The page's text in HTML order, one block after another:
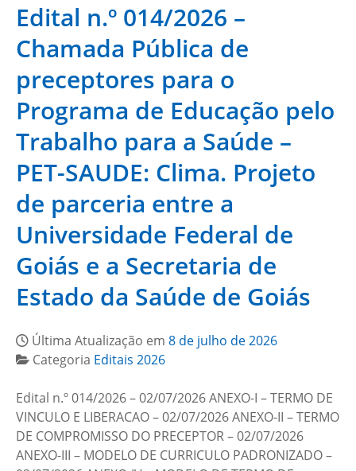
Edital n.º 014/2026 –
Chamada Pública de
preceptores para o
Programa de Educação pelo
Trabalho para a Saúde –
PET-SAUDE: Clima. Projeto
de parceria entre a
Universidade Federal de
Goiás e a Secretaria de
Estado da Saúde de Goiás
Última Atualização em 8 de julho de 2026
Categoria Editais 2026
Edital n.º 014/2026 – 02/07/2026 ANEXO-I – TERMO DE
VINCULO E LIBERACAO – 02/07/2026 ANEXO-II – TERMO
DE COMPROMISSO DO PRECEPTOR – 02/07/2026
ANEXO-III – MODELO DE CURRICULO PADRONIZADO –